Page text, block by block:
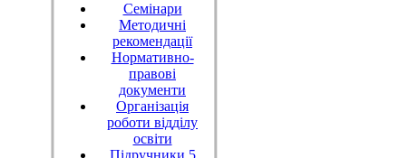
Семінари
Методичні
рекомендації
Нормативно-
правові
документи
Організація
роботи відділу
освіти
Підручники 5